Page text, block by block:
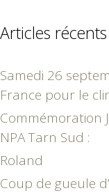
Articles récents
Samedi 26
France pour le
Commémoration
NPA Tarn Sud :
Roland
Coup de gueule